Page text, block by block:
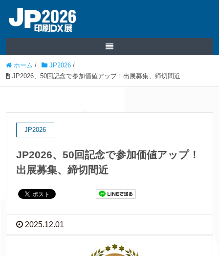
ホーム / JP2026 /
JP2026、50回記念で参加価値アップ！出展募集、締切間近
JP2026
JP2026、50回記念で参加価値アップ！
出展募集、締切間近
2025.12.01